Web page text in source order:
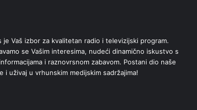
je Vaš izbor za kvalitetan radio i televizijski program.
se Vašim interesima, nudeći dinamično iskustvo s
i raznovrsnom zabavom. Postani dio naše
i uživaj u vrhunskim medijskim sadržajima!